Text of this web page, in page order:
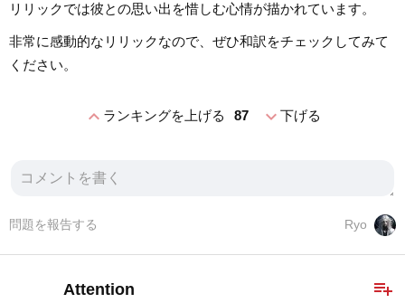
リリックでは彼との思い出を惜しむ心情が描かれています。
非常に感動的なリリックなので、ぜひ和訳をチェックしてみて
ください。
expand_lessランキングを上げる 87 expand_more下げる
Ryo
問題を報告する
playlist_add
Attention